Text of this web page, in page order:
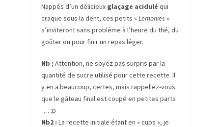
Nappés d’un délicieux glaçage acidulé qui
craque sous la dent, ces petits «Lemonies »
s’inviteront sans problème à l’heure du thé, du
goûter ou pour finir un repas léger.
Nb ; Attention, ne soyez pas surpris par la
quantité de sucre utilisé pour cette recette. Il
y en a beaucoup, certes, mais rappellez-vous
que le gâteau final est coupé en petites parts
…. :p
Nb2 : La recette initiale étant en « cups », je